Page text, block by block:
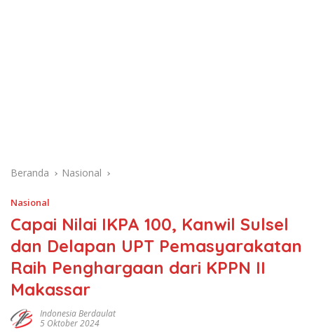
Beranda Nasional
Nasional
Capai Nilai IKPA 100, Kanwil Sulsel
dan Delapan UPT Pemasyarakatan
Raih Penghargaan dari KPPN II
Makassar
Indonesia Berdaulat
5 Oktober 2024